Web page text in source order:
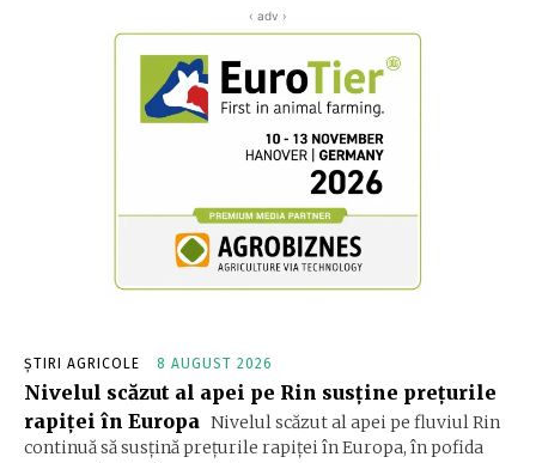
‹ adv ›
ȘTIRI AGRICOLE 8 AUGUST 2026
Nivelul scăzut al apei pe Rin susține prețurile
rapiței în Europa Nivelul scăzut al apei pe fluviul Rin
continuă să susțină prețurile rapiței în Europa, în pofida